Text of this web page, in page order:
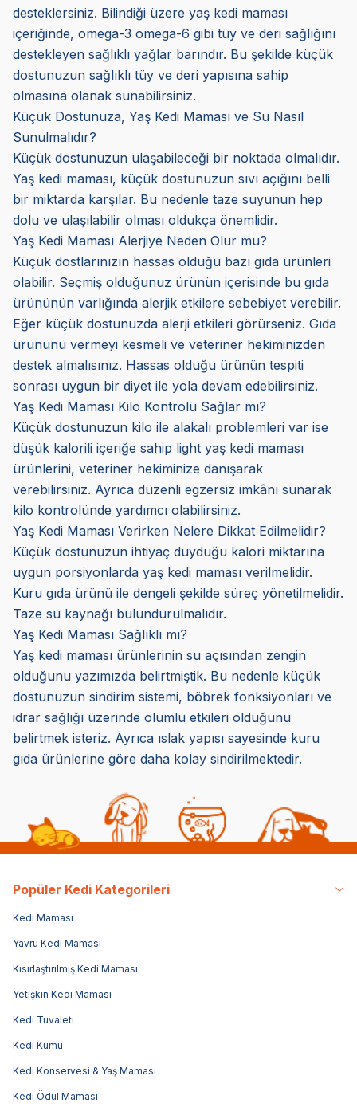
desteklersiniz. Bilindiği üzere yaş kedi maması
içeriğinde, omega-3 omega-6 gibi tüy ve deri sağlığını
destekleyen sağlıklı yağlar barındır. Bu şekilde küçük
dostunuzun sağlıklı tüy ve deri yapısına sahip
olmasına olanak sunabilirsiniz.
Küçük Dostunuza, Yaş Kedi Maması ve Su Nasıl
Sunulmalıdır?
Küçük dostunuzun ulaşabileceği bir noktada olmalıdır.
Yaş kedi maması, küçük dostunuzun sıvı açığını belli
bir miktarda karşılar. Bu nedenle taze suyunun hep
dolu ve ulaşılabilir olması oldukça önemlidir.
Yaş Kedi Maması Alerjiye Neden Olur mu?
Küçük dostlarınızın hassas olduğu bazı gıda ürünleri
olabilir. Seçmiş olduğunuz ürünün içerisinde bu gıda
ürününün varlığında alerjik etkilere sebebiyet verebilir.
Eğer küçük dostunuzda alerji etkileri görürseniz. Gıda
ürününü vermeyi kesmeli ve veteriner hekiminizden
destek almalısınız. Hassas olduğu ürünün tespiti
sonrası uygun bir diyet ile yola devam edebilirsiniz.
Yaş Kedi Maması Kilo Kontrolü Sağlar mı?
Küçük dostunuzun kilo ile alakalı problemleri var ise
düşük kalorili içeriğe sahip light yaş kedi maması
ürünlerini, veteriner hekiminize danışarak
verebilirsiniz. Ayrıca düzenli egzersiz imkânı sunarak
kilo kontrolünde yardımcı olabilirsiniz.
Yaş Kedi Maması Verirken Nelere Dikkat Edilmelidir?
Küçük dostunuzun ihtiyaç duyduğu kalori miktarına
uygun porsiyonlarda yaş kedi maması verilmelidir.
Kuru gıda ürünü ile dengeli şekilde süreç yönetilmelidir.
Taze su kaynağı bulundurulmalıdır.
Yaş Kedi Maması Sağlıklı mı?
Yaş kedi maması ürünlerinin su açısından zengin
olduğunu yazımızda belirtmiştik. Bu nedenle küçük
dostunuzun sindirim sistemi, böbrek fonksiyonları ve
idrar sağlığı üzerinde olumlu etkileri olduğunu
belirtmek isteriz. Ayrıca ıslak yapısı sayesinde kuru
gıda ürünlerine göre daha kolay sindirilmektedir.
Popüler Kedi Kategorileri
Kedi Maması
Yavru Kedi Maması
Kısırlaştırılmış Kedi Maması
Yetişkin Kedi Maması
Kedi Tuvaleti
Kedi Kumu
Kedi Konservesi & Yaş Maması
Kedi Ödül Maması